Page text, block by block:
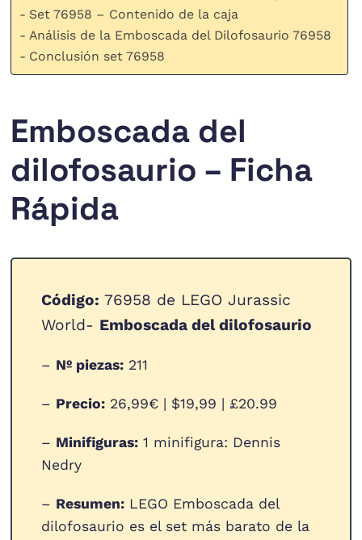
Set 76958 – Contenido de la caja
Análisis de la Emboscada del Dilofosaurio 76958
Conclusión set 76958
Emboscada del
dilofosaurio – Ficha
Rápida
Código: 76958 de LEGO Jurassic
World- Emboscada del dilofosaurio
– Nº piezas:211
– Precio:26,99€ | $19,99 | £20.99
– Minifiguras:1 minifigura: Dennis
Nedry
– Resumen:LEGO Emboscada del
dilofosaurio es el set más barato de la